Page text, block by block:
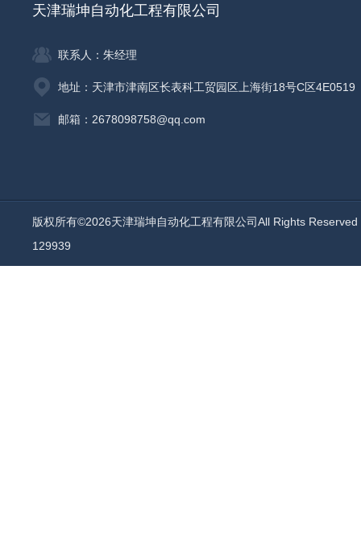
天津瑞坤自动化工程有限公司
联系人：朱经理
地址：天津市津南区长表科工贸园区上海街18号C区4E0519
邮箱：2678098758@qq.com
版权所有©2026天津瑞坤自动化工程有限公司All Rights
129939